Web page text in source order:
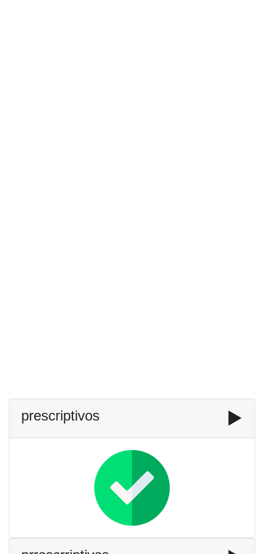
prescriptivos ▶️